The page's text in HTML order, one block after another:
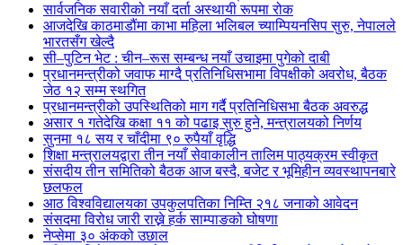
सार्वजनिक सवारीको नयाँ दर्ता अस्थायी रूपमा रोक
आजदेखि काठमाडौंमा काभा महिला भलिबल च्याम्पियनसिप सुरु, नेपालले
भारतसँग खेल्दै
सी–पुटिन भेट : चीन–रूस सम्बन्ध नयाँ उचाइमा पुगेको दाबी
प्रधानमन्त्रीको जवाफ माग्दै प्रतिनिधिसभामा विपक्षीको अवरोध, बैठक
जेठ १२ सम्म स्थगित
प्रधानमन्त्रीको उपस्थितिको माग गर्दै प्रतिनिधिसभा बैठक अवरुद्ध
असार १ गतेदेखि कक्षा ११ को पढाइ सुरु हुने, मन्त्रालयको निर्णय
सुनमा १८ सय र चाँदीमा ९० रुपैयाँ वृद्धि
शिक्षा मन्त्रालयद्वारा तीन नयाँ सेवाकालीन तालिम पाठ्यक्रम स्वीकृत
संसदीय तीन समितिको बैठक आज बस्दै, बजेट र भूमिहीन व्यवस्थापनबारे
छलफल
आठ विश्वविद्यालयका उपकुलपतिका निम्ति २१८ जनाको आवेदन
संसदमा विरोध जारी राख्ने हर्क साम्पाङको घोषणा
नेप्सेमा ३० अंकको उछाल